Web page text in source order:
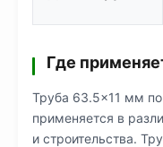
Где
Труба 63.5×11 мм
применяется в
и строительства.